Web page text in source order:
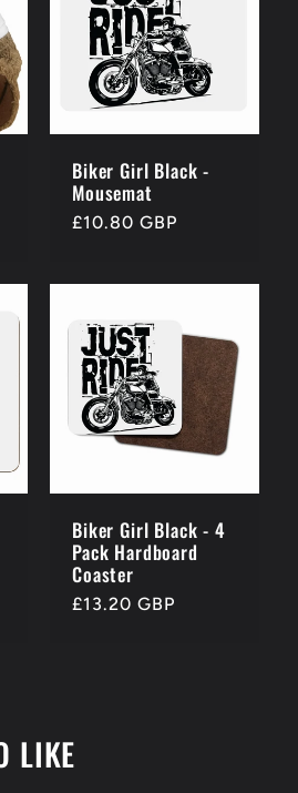
Biker Girl Black -
Mousemat
Prezzo
£10.80 GBP
Biker Girl Black - 4
Pack Hardboard
Coaster
Prezzo
£13.20 GBP
LIKE